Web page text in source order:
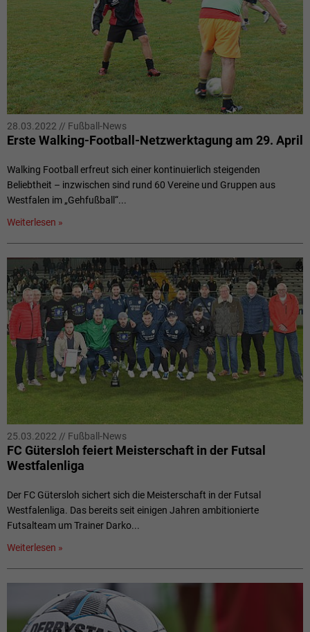
28.03.2022 // Fußball-News
Erste Walking-Football-Netzwerktagung am 29. April
Walking Football erfreut sich einer kontinuierlich steigenden
Beliebtheit – inzwischen sind rund 60 Vereine und Gruppen aus
Westfalen im „Gehfußball“...
Weiterlesen »
25.03.2022 // Fußball-News
FC Gütersloh feiert Meisterschaft in der Futsal
Westfalenliga
Der FC Gütersloh sichert sich die Meisterschaft in der Futsal
Westfalenliga. Das bereits seit einigen Jahren ambitionierte
Futsalteam um Trainer Darko...
Weiterlesen »